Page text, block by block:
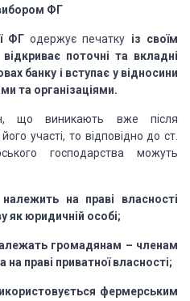
ФГ
ФГодержує печатку із своїм
поточні та вкладні
банку і вступає у відносини
та організаціями.
що виникають вже після
участі, то відповідно до ст.
господарства можуть
на праві власності
як юридичній особі;
громадянам – членам
праві приватної власності;
фермерським